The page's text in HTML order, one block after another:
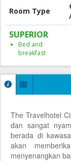
Room Type
SUPERIOR
Bed and
breakfast
The Travelhotel
dan sangat
berada di
akan
menyenangkan